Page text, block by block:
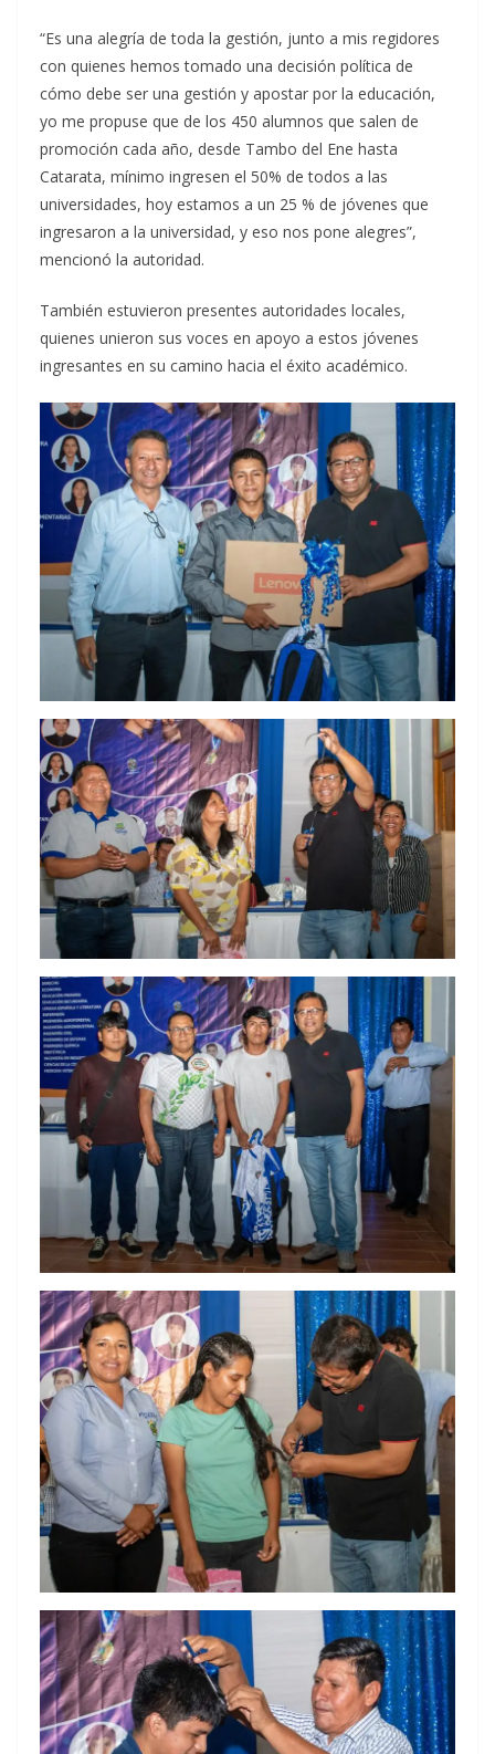
“Es una alegría de toda la gestión, junto a mis regidores
con quienes hemos tomado una decisión política de
cómo debe ser una gestión y apostar por la educación,
yo me propuse que de los 450 alumnos que salen de
promoción cada año, desde Tambo del Ene hasta
Catarata, mínimo ingresen el 50% de todos a las
universidades, hoy estamos a un 25 % de jóvenes que
ingresaron a la universidad, y eso nos pone alegres”,
mencionó la autoridad.
También estuvieron presentes autoridades locales,
quienes unieron sus voces en apoyo a estos jóvenes
ingresantes en su camino hacia el éxito académico.